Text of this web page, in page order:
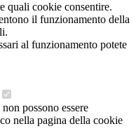
quali cookie consentire.
il funzionamento della
al funzionamento potete
possono essere
nella pagina della cookie